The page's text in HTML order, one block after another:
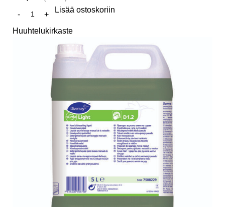
Lisää ostoskoriin
Huuhtelukirkaste